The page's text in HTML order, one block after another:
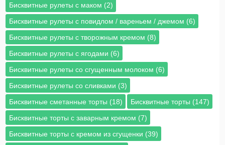
Бисквитные рулеты с маком (2)
Бисквитные рулеты с повидлом / вареньем / джемом (6)
Бисквитные рулеты с творожным кремом (8)
Бисквитные рулеты с ягодами (6)
Бисквитные рулеты со сгущенным молоком (6)
Бисквитные рулеты со сливками (3)
Бисквитные сметанные торты (18)
Бисквитные торты (147)
Бисквитные торты с заварным кремом (7)
Бисквитные торты с кремом из сгущенки (39)